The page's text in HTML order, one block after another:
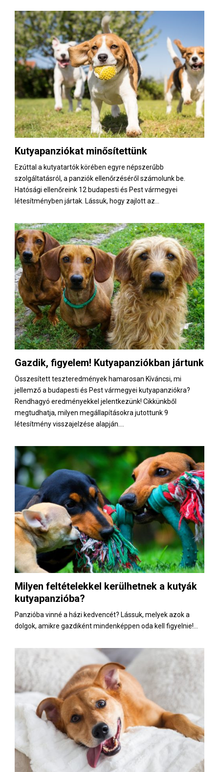
Kutyapanziókat minősítettünk
Ezúttal a kutyatartók körében egyre népszerűbb
szolgáltatásról, a panziók ellenőrzéséről számolunk be.
Hatósági ellenőreink 12 budapesti és Pest vármegyei
létesítményben jártak. Lássuk, hogy zajlott az...
Gazdik, figyelem! Kutyapanziókban jártunk
Összesített teszteredmények hamarosan Kíváncsi, mi
jellemző a budapesti és Pest vármegyei kutyapanziókra?
Rendhagyó eredményekkel jelentkezünk! Cikkünkből
megtudhatja, milyen megállapításokra jutottunk 9
létesítmény visszajelzése alapján....
Milyen feltételekkel kerülhetnek a kutyák
kutyapanzióba?
Panzióba vinné a házi kedvencét? Lássuk, melyek azok a
dolgok, amikre gazdiként mindenképpen oda kell figyelnie!...